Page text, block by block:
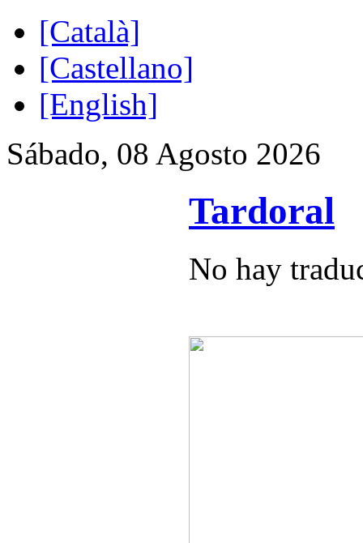
[Català]
[Castellano]
[English]
Sábado, 08 Agosto 2026
Tardoral
No hay